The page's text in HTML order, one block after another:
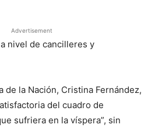
Advertisement
nivel de cancilleres y
de la Nación, Cristina Fernández,
del cuadro de
sufriera en la víspera”, sin